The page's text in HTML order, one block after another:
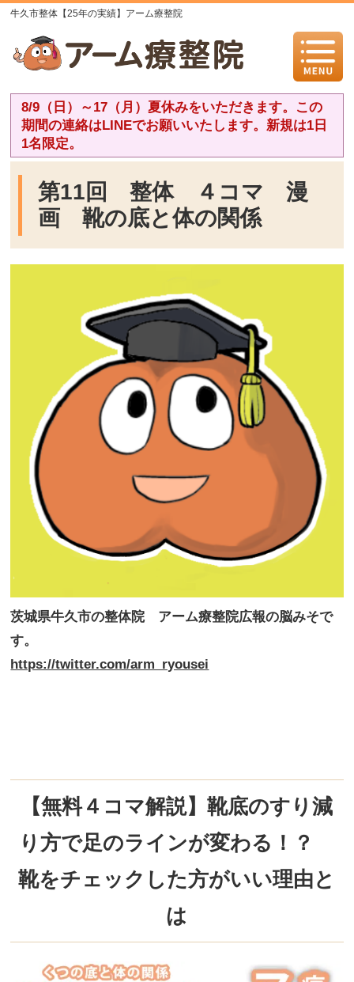
牛久市整体【25年の実績】アーム療整院
8/9（日）～17（月）夏休みをいただきます。この
期間の連絡はLINEでお願いいたします。新規は1日
1名限定。
第11回 整体 ４コマ 漫
画 靴の底と体の関係
茨城県牛久市の整体院 アーム療整院広報の脳みそで
す。
https://twitter.com/arm_ryousei
【無料４コマ解説】靴底のすり減
り方で足のラインが変わる！？
靴をチェックした方がいい理由と
は